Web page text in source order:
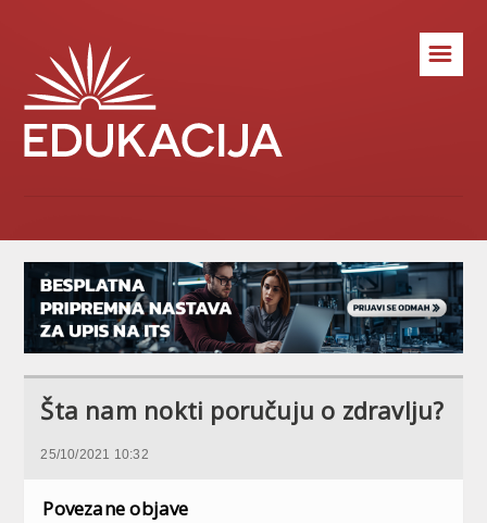
☰
Šta nam nokti poručuju o zdravlju?
25/10/2021 10:32
Povezane objave